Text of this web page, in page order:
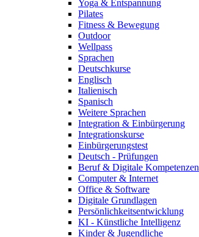
Yoga & Entspannung
Pilates
Fitness & Bewegung
Outdoor
Wellpass
Sprachen
Deutschkurse
Englisch
Italienisch
Spanisch
Weitere Sprachen
Integration & Einbürgerung
Integrationskurse
Einbürgerungstest
Deutsch - Prüfungen
Beruf & Digitale Kompetenzen
Computer & Internet
Office & Software
Digitale Grundlagen
Persönlichkeitsentwicklung
KI - Künstliche Intelligenz
Kinder & Jugendliche